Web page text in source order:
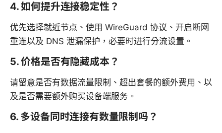
4. 如何提升连接稳定性？
优先选择就近节点、使用 WireGuard 协议、开启断网
重连以及 DNS 泄漏保护，必要时进行分流设置。
5. 价格是否有隐藏成本？
请留意是否有数据流量限制、超出套餐的额外费用、以
及是否需要额外购买设备端服务。
6. 多设备同时连接有数量限制吗？